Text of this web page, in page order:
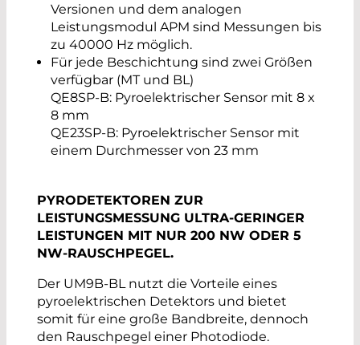
Versionen und dem analogen
Leistungsmodul APM sind Messungen bis
zu 40000 Hz möglich.
Für jede Beschichtung sind zwei Größen
verfügbar (MT und BL)
QE8SP-B: Pyroelektrischer Sensor mit 8 x
8 mm
QE23SP-B: Pyroelektrischer Sensor mit
einem Durchmesser von 23 mm
PYRODETEKTOREN ZUR
LEISTUNGSMESSUNG ULTRA-GERINGER
LEISTUNGEN MIT NUR 200 NW ODER 5
NW-RAUSCHPEGEL.
Der UM9B-BL nutzt die Vorteile eines
pyroelektrischen Detektors und bietet
somit für eine große Bandbreite, dennoch
den Rauschpegel einer Photodiode.